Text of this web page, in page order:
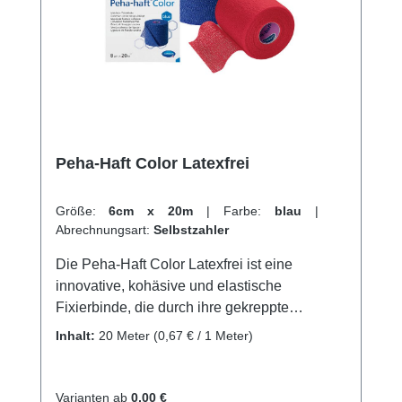
latexfreie Mollelast Haftbinden online bei uns
und profitieren Sie von unserem schnellen
Versand und unserem hervorragenden
Peha-Haft Color Latexfrei
Größe: 6cm x 20m | Farbe: blau |
Abrechnungsart: Selbstzahler
Die Peha-Haft Color Latexfrei ist eine
innovative, kohäsive und elastische
Fixierbinde, die durch ihre gekreppte
Gewebestruktur und Imprägnierung mit einem
ca. 100 % und dem starken
Inhalt: 20 Meter (0,67 € / 1 Meter)
Varianten ab 0,00 €